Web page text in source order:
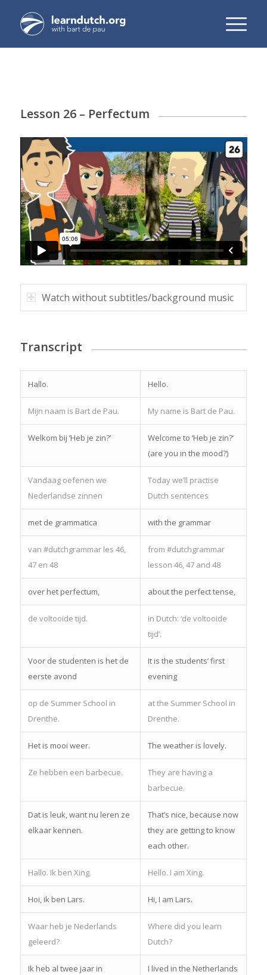
Lesson 26 – Perfectum
Watch without subtitles/background music
Transcript
Hallo. Hello.
Mijn naam is Bart de Pau. My name is Bart de Pau.
Welkom bij ‘Heb je zin?’
Welcome to ‘Heb je zin?’
(are you in the mood?)
Vandaag oefenen we
Nederlandse zinnen
Today we’ll practise
Dutch sentences
met de grammatica with the grammar
van #dutchgrammar les 46,
47 en 48
from #dutchgrammar
lesson 46, 47 and 48
over het perfectum, about the perfect tense,
de voltooide tijd.
in Dutch: ‘de voltooide
tijd’.
Voor de studenten is het de
eerste avond
It is the students’ first
evening
op de Summer School in
Drenthe.
at the Summer School in
Drenthe.
Het is mooi weer. The weather is lovely.
Ze hebben een barbecue.
They are having a
barbecue.
Dat is leuk, want nu leren ze
elkaar kennen.
That’s nice, because now
they are getting to know
each other.
Hallo. Ik ben Xing. Hello. I am Xing.
Hoi, ik ben Lars. Hi, I am Lars.
Waar heb je Nederlands
geleerd?
Where did you learn
Dutch?
Ik heb al twee jaar in
I lived in the Netherlands